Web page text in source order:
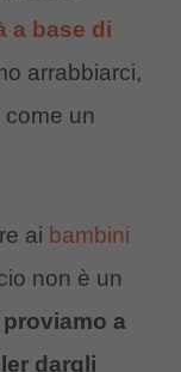
a base di
arrabbiarci,
un
ai bambini
non è un
a
dargli